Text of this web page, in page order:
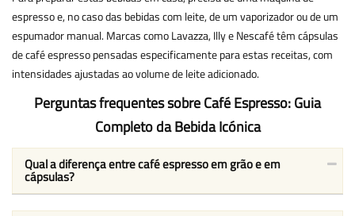
espresso e, no caso das bebidas com leite, de um vaporizador ou de um
espumador manual. Marcas como Lavazza, Illy e Nescafé têm cápsulas
de café espresso pensadas especificamente para estas receitas, com
intensidades ajustadas ao volume de leite adicionado.
Perguntas frequentes sobre Café Espresso: Guia
Completo da Bebida Icónica
Qual a diferença entre café espresso em grão e em
cápsulas?